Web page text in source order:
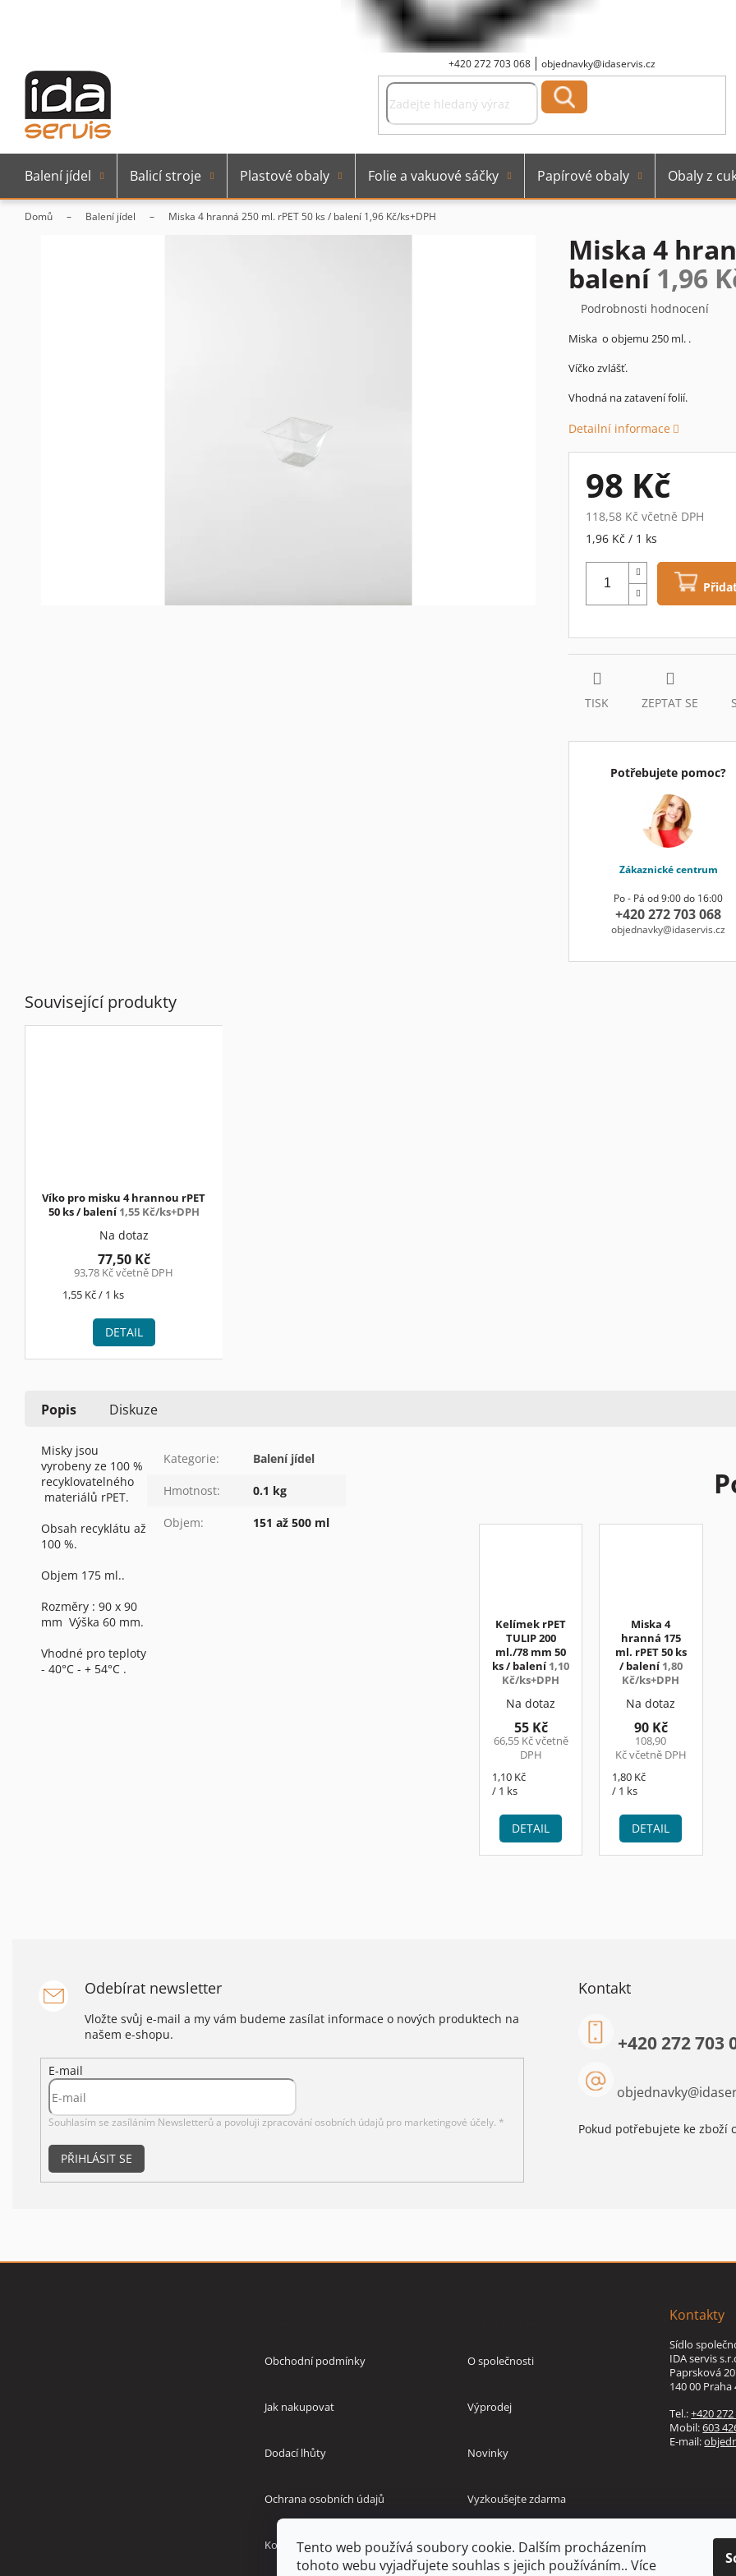
Tento web používá soubory cookie. Dalším procházením
tohoto webu vyjadřujete souhlas s jejich používáním.. Více
+420 272 703 068 objednavky@idaservis.cz
Balení jídel Balicí stroje Plastové obaly Folie a vakuové sáčky Papírové obaly Obaly z
Domů Balení jídel Miska 4 hranná 250 ml. rPET 50 ks / balení 1,96 Kč/ks+DPH
Miska 4
balení 1,96
Průměrné
produktu
0,0
5
Podrobnosti hodnocení
Miska o objemu 250 ml. .
Víčko zvlášť.
Vhodná na zatavení folií.
Detailní informace
98 Kč
118,58 Kč včetně DPH
Měrná
1,96 Kč / 1 ks
TISK ZEPTAT SE
Potřebujete pomoc?
Zákaznické centrum
Po - Pá od 9:00 do 16:00
+420 272 703 068
objednavky@idaservis.cz
Související produkty
Víko pro misku 4 hrannou rPET
50 ks / balení1,55 Kč/ks+DPH
Na dotaz
93,78 Kč včetně DPH
77,50 Kč
Měrná
1,55 Kč / 1 ks
DETAIL
Popis Diskuze
Misky jsou
vyrobeny ze 100 %
recyklovatelného
materiálů rPET.
Obsah recyklátu až
100 %.
Objem 175 ml..
Rozměry : 90 x 90
mm Výška 60 mm.
Vhodné pro teploty
- 40°C - + 54°C .
Kategorie: Balení jídel
Hmotnost: 0.1 kg
Objem: 151 až 500 ml
Kelímek rPET
TULIP 200
ml./78 mm 50
ks / balení1,10
Kč/ks+DPH
Na dotaz
66,55 Kč včetně
DPH
55 Kč
Měrná
cena:
1,10 Kč
/ 1 ks
DETAIL
Miska 4
hranná 175
ml. rPET 50 ks
/ balení1,80
Kč/ks+DPH
Na dotaz
108,90
Kč včetně DPH
90 Kč
Měrná
cena:
1,80 Kč
/ 1 ks
DETAIL
Odebírat newsletter
Vložte svůj e-mail a my vám budeme zasílat informace o nových produktech na
našem e-shopu.
E-mail
Souhlasím se zasíláním Newsletterů a povoluji zpracování osobních údajů pro marketingové účely. *
PŘIHLÁSIT SE
Kontakt
objednavky@
+420 272 703
Pokud potřebujete ke zboží
Z
Obchodní podmínky
Jak nakupovat
Dodací lhůty
Ochrana osobních údajů
Kontakty
O společnosti
Výprodej
Novinky
Vyzkoušejte zdarma
Kontakty
Sídlo
IDA servis
Paprsková 20
140 00 Praha
Tel.:+420
Mobil:603
E-mail: